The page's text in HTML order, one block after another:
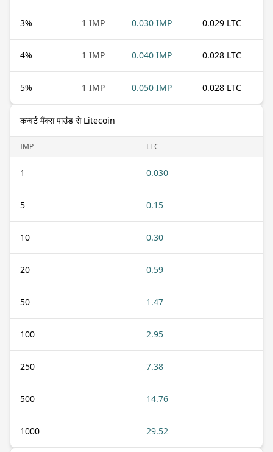
3% 1 IMP 0.030 IMP 0.029 LTC
4% 1 IMP 0.040 IMP 0.028 LTC
5% 1 IMP 0.050 IMP 0.028 LTC
कन्वर्ट मैंक्स पाउंड से Litecoin
IMP LTC
1 0.030
5 0.15
10 0.30
20 0.59
50 1.47
100 2.95
250 7.38
500 14.76
1000 29.52